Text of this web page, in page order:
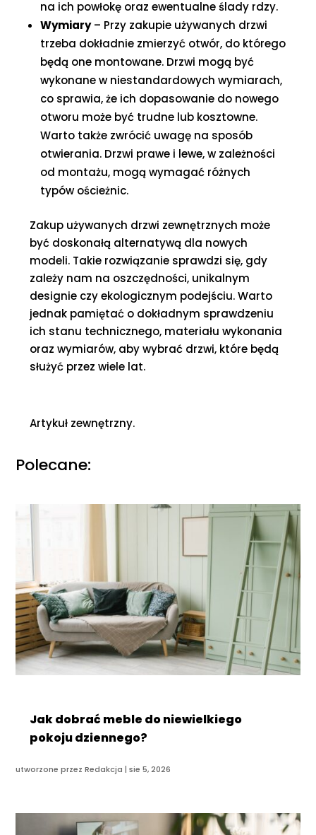
na ich powłokę oraz ewentualne ślady rdzy.
Wymiary– Przy zakupie używanych drzwi
trzeba dokładnie zmierzyć otwór, do którego
będą one montowane. Drzwi mogą być
wykonane w niestandardowych wymiarach,
co sprawia, że ich dopasowanie do nowego
otworu może być trudne lub kosztowne.
Warto także zwrócić uwagę na sposób
otwierania. Drzwi prawe i lewe, w zależności
od montażu, mogą wymagać różnych
typów ościeżnic.
Zakup używanych drzwi zewnętrznych może
być doskonałą alternatywą dla nowych
modeli. Takie rozwiązanie sprawdzi się, gdy
zależy nam na oszczędności, unikalnym
designie czy ekologicznym podejściu. Warto
jednak pamiętać o dokładnym sprawdzeniu
ich stanu technicznego, materiału wykonania
oraz wymiarów, aby wybrać drzwi, które będą
służyć przez wiele lat.
Artykuł zewnętrzny.
Polecane:
Jak dobrać meble do niewielkiego
pokoju dziennego?
utworzone przezRedakcja |sie 5, 2026